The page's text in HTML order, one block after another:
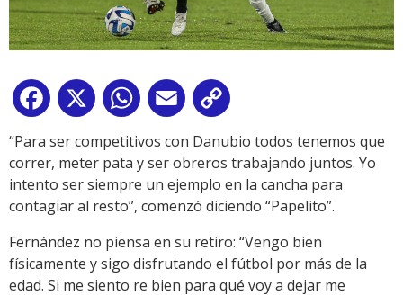
Facebook
X WhatsApp
Email
Link
“Para ser competitivos con Danubio todos tenemos que
correr, meter pata y ser obreros trabajando juntos. Yo
intento ser siempre un ejemplo en la cancha para
contagiar al resto”, comenzó diciendo “Papelito”.
Fernández no piensa en su retiro: “Vengo bien
físicamente y sigo disfrutando el fútbol por más de la
edad. Si me siento re bien para qué voy a dejar me